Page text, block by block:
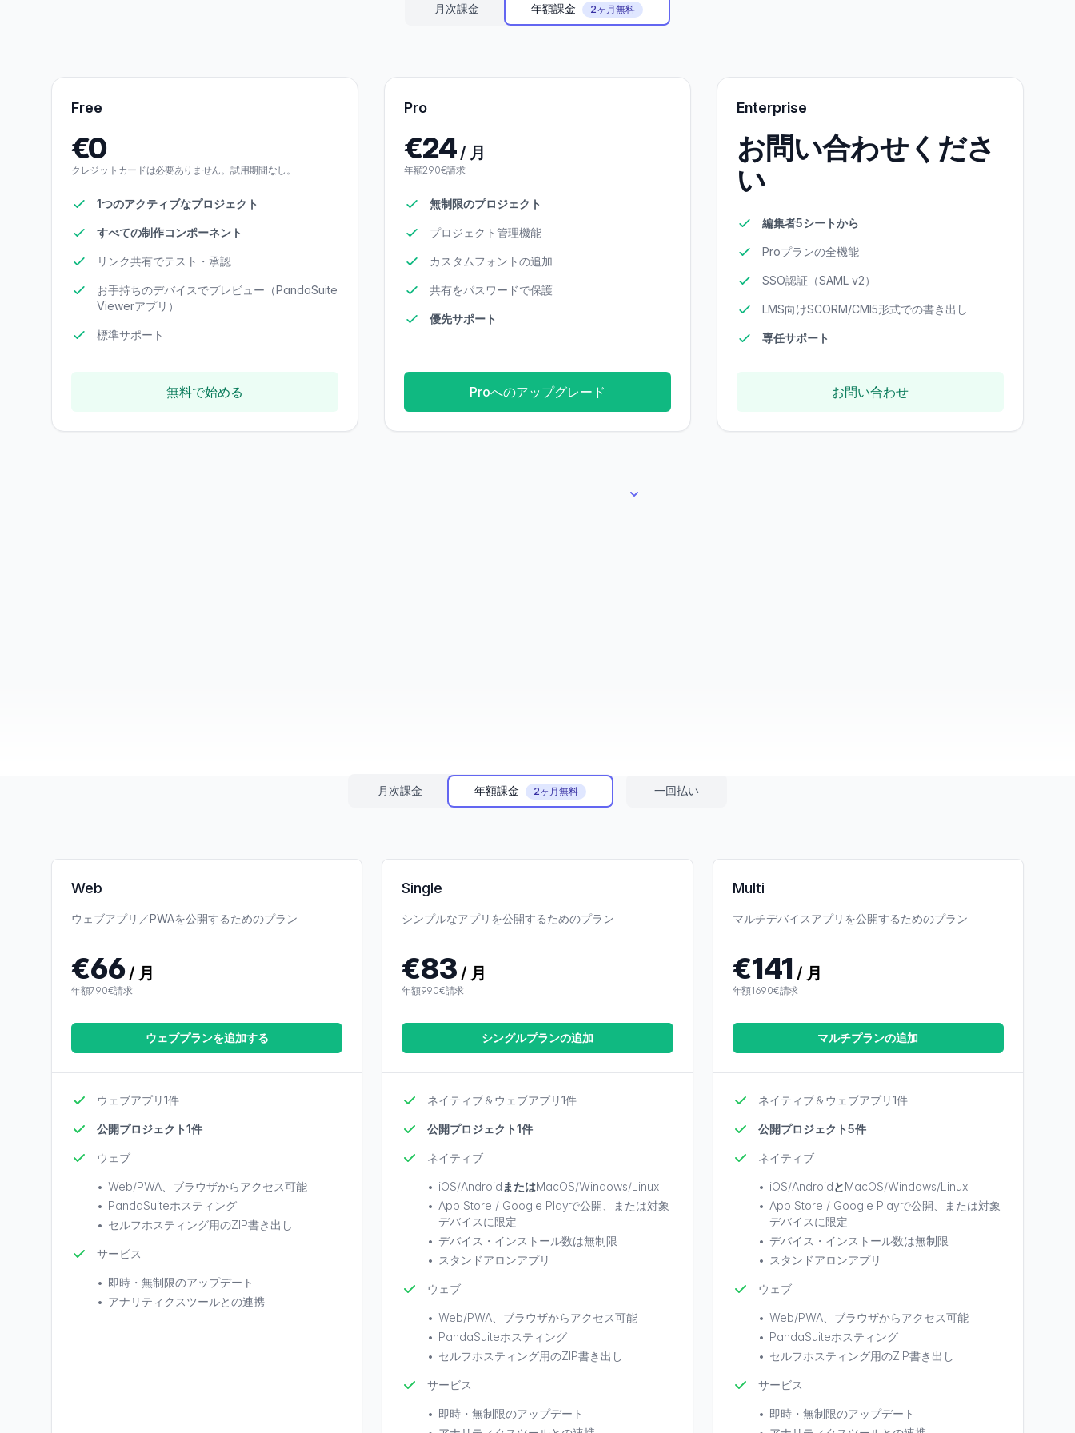
月次課金 年額課金 2ヶ月無料
Free
€0
クレジットカードは必要ありません。試用期間なし。
1つのアクティブなプロジェクト
すべての制作コンポーネント
リンク共有でテスト・承認
お手持ちのデバイスでプレビュー（PandaSuite
Viewerアプリ）
標準サポート
無料で始める
Pro
€24 / 月
年額290€請求
無制限のプロジェクト
プロジェクト管理機能
カスタムフォントの追加
共有をパスワードで保護
優先サポート
Proへのアップグレード
Enterprise
お問い合わせくださ
い
編集者5シートから
Proプランの全機能
SSO認証（SAML v2）
LMS向けSCORM/CMI5形式での書き出し
専任サポート
お問い合わせ
月次課金 年額課金 2ヶ月無料 一回払い
Web
ウェブアプリ／PWAを公開するためのプラン
€66 / 月
年額790€請求
ウェブプランを追加する
ウェブアプリ1件
公開プロジェクト1件
ウェブ
• Web/PWA、ブラウザからアクセス可能
• PandaSuiteホスティング
• セルフホスティング用のZIP書き出し
サービス
• 即時・無制限のアップデート
• アナリティクスツールとの連携
Single
シンプルなアプリを公開するためのプラン
€83 / 月
年額990€請求
シングルプランの追加
ネイティブ＆ウェブアプリ1件
公開プロジェクト1件
ネイティブ
• iOS/Android またはMacOS/Windows/Linux
• App Store / Google Playで公開、または対象
デバイスに限定
• デバイス・インストール数は無制限
• スタンドアロンアプリ
ウェブ
• Web/PWA、ブラウザからアクセス可能
• PandaSuiteホスティング
• セルフホスティング用のZIP書き出し
サービス
• 即時・無制限のアップデート
Multi
マルチデバイスアプリを公開するためのプラン
€141 / 月
年額1690€請求
マルチプランの追加
ネイティブ＆ウェブアプリ1件
公開プロジェクト5件
ネイティブ
• iOS/AndroidとMacOS/Windows/Linux
• App Store / Google Playで公開、または対象
デバイスに限定
• デバイス・インストール数は無制限
• スタンドアロンアプリ
ウェブ
• Web/PWA、ブラウザからアクセス可能
• PandaSuiteホスティング
• セルフホスティング用のZIP書き出し
サービス
• 即時・無制限のアップデート